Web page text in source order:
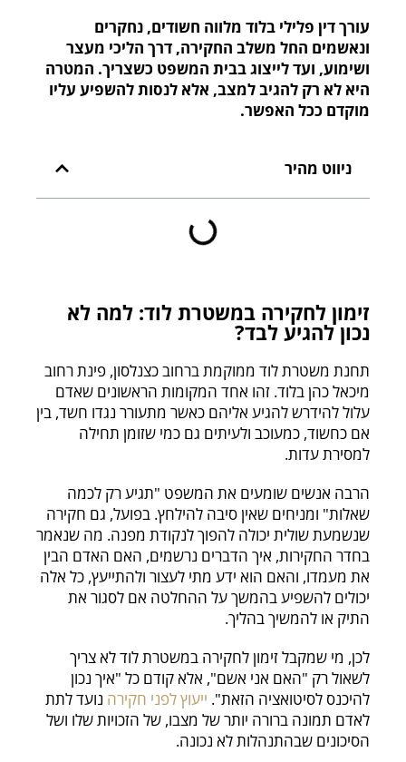
עורך דין פלילי בלוד מלווה חשודים, נחקרים
ונאשמים החל משלב החקירה, דרך הליכי מעצר
ושימוע, ועד לייצוג בבית המשפט כשצריך. המטרה
היא לא רק להגיב למצב, אלא לנסות להשפיע עליו
מוקדם ככל האפשר.
ניווט מהיר
זימון לחקירה במשטרת לוד: למה לא
נכון להגיע לבד?
תחנת משטרת לוד ממוקמת ברחוב כצנלסון, פינת רחוב
מיכאל כהן בלוד. זהו אחד המקומות הראשונים שאדם
עלול להידרש להגיע אליהם כאשר מתעורר נגדו חשד, בין
אם כחשוד, כמעוכב ולעיתים גם כמי שזומן תחילה
למסירת עדות.
הרבה אנשים שומעים את המשפט "תגיע רק לכמה
שאלות" ומניחים שאין סיבה להילחץ. בפועל, גם חקירה
שנשמעת שולית יכולה להפוך לנקודת מפנה. מה שנאמר
בחדר החקירות, איך הדברים נרשמים, האם האדם הבין
את מעמדו, והאם הוא ידע מתי לעצור ולהתייעץ, כל אלה
יכולים להשפיע בהמשך על ההחלטה אם לסגור את
התיק או להמשיך בהליך.
לכן, מי שמקבל זימון לחקירה במשטרת לוד לא צריך
לשאול רק "האם אני אשם", אלא קודם כל "איך נכון
להיכנס לסיטואציה הזאת". ייעוץ לפני חקירה נועד לתת
לאדם תמונה ברורה יותר של מצבו, של הזכויות שלו ושל
הסיכונים שבהתנהלות לא נכונה.